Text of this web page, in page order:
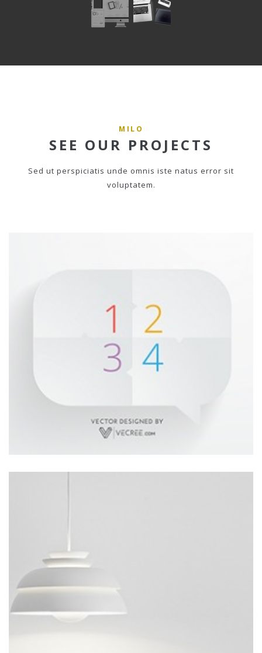
MILO
SEE OUR PROJECTS
Sed ut perspiciatis unde omnis iste natus error sit
voluptatem.
VECTOR DESIGN